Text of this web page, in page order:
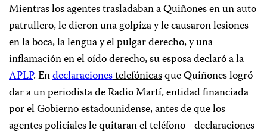
Mientras los agentes trasladaban a Quiñones en un auto
patrullero, le dieron una golpiza y le causaron lesiones
en la boca, la lengua y el pulgar derecho, y una
inflamación en el oído derecho, su esposa declaró a la
APLP. Endeclaracionestelefónicasque Quiñones logró
dar a un periodista de Radio Martí, entidad financiada
por el Gobierno estadounidense, antes de que los
agentes policiales le quitaran el teléfono –declaraciones